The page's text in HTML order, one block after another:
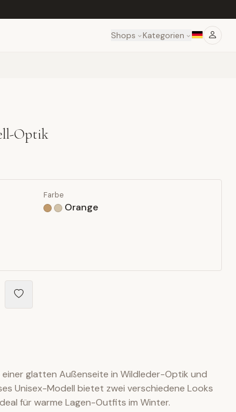
Shops Kategorien
Optik
Farbe
Orange
glatten Außenseite in Wildleder-Optik und
Unisex-Modell bietet zwei verschiedene Looks
für warme Lagen-Outfits im Winter.